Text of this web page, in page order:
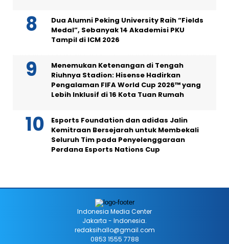
Dua Alumni Peking University Raih “Fields
Medal”, Sebanyak 14 Akademisi PKU
Tampil di ICM 2026
Menemukan Ketenangan di Tengah
Riuhnya Stadion: Hisense Hadirkan
Pengalaman FIFA World Cup 2026™ yang
Lebih Inklusif di 16 Kota Tuan Rumah
Esports Foundation dan adidas Jalin
Kemitraan Bersejarah untuk Membekali
Seluruh Tim pada Penyelenggaraan
Perdana Esports Nations Cup
Indonesia Media Center
Jakarta - Indonesia.
redaksihallo@gmail.com
0853 1555 7788